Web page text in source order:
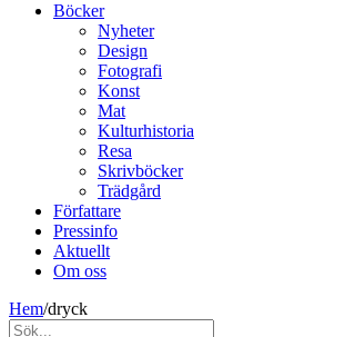
Böcker
Nyheter
Design
Fotografi
Konst
Mat
Kulturhistoria
Resa
Skrivböcker
Trädgård
Författare
Pressinfo
Aktuellt
Om oss
Hem/dryck